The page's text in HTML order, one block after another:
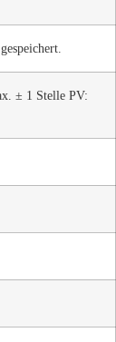
± 1 Stelle PV: